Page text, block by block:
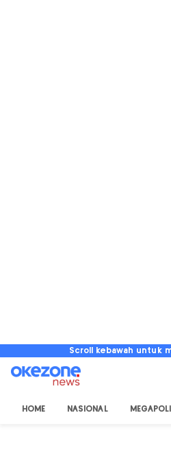
Scroll kebawah untuk
HOME NASIONAL